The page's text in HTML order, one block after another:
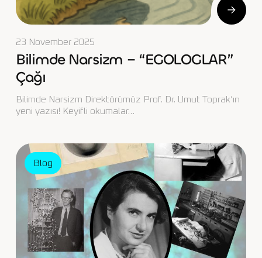
23 November 2025
Bilimde Narsizm – “EGOLOGLAR”
Çağı
Bilimde Narsizm Direktörümüz Prof. Dr. Umut Toprak’ın
yeni yazısı! Keyifli okumalar…
Blog